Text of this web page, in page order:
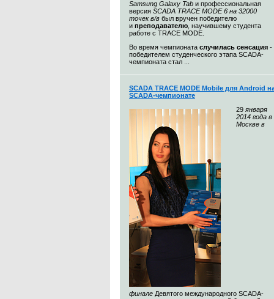
Samsung Galaxy Tab и профессиональная
версия SCADA TRACE MODE 6 на 32000
точек в/в был вручен победителю
и преподавателю , научившему студента
работе с TRACE MODE.
Во время чемпионата случилась сенсация -
победителем студенческого этапа SCADA-
чемпионата стал ...
SCADA TRACE MODE Mobile для Android
SCADA-чемпионате
29 января
2014 года в
Москве в
финале Девятого международного SCADA-